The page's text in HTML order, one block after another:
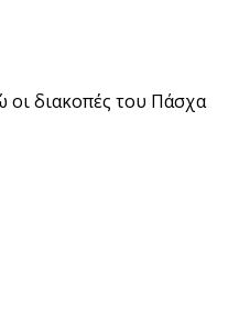
οι διακοπές του Πάσχα